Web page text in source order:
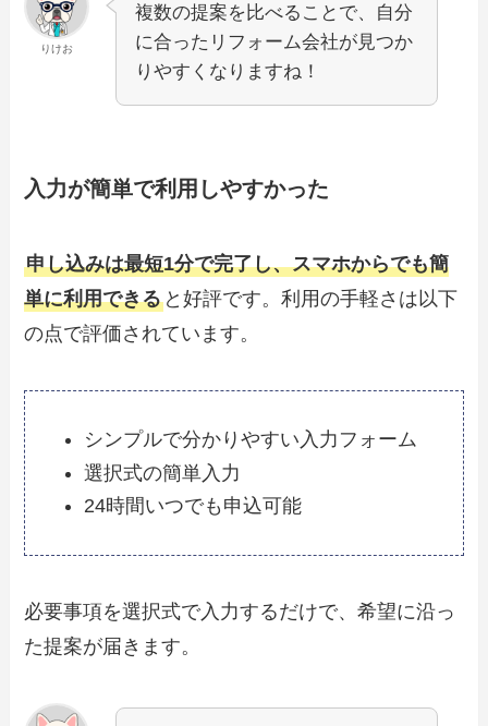
りけお
複数の提案を比べることで、自分
に合ったリフォーム会社が見つか
りやすくなりますね！
入力が簡単で利用しやすかった
申し込みは最短1分で完了し、スマホからでも簡
単に利用できる と好評です。利用の手軽さは以下
の点で評価されています。
シンプルで分かりやすい入力フォーム
選択式の簡単入力
24時間いつでも申込可能
必要事項を選択式で入力するだけで、希望に沿っ
た提案が届きます。